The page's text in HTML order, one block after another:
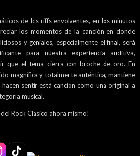
de los riffs envolventes, en los minutos
los momentos de la canción en donde
y geniales, especialmente el final, será
para nuestra experiencia auditiva,
que el tema cierra con broche de oro. En
magnífica y totalmente auténtica, mantiene
sentir está canción como una original a
musical.
Rock Clásico ahora mismo!